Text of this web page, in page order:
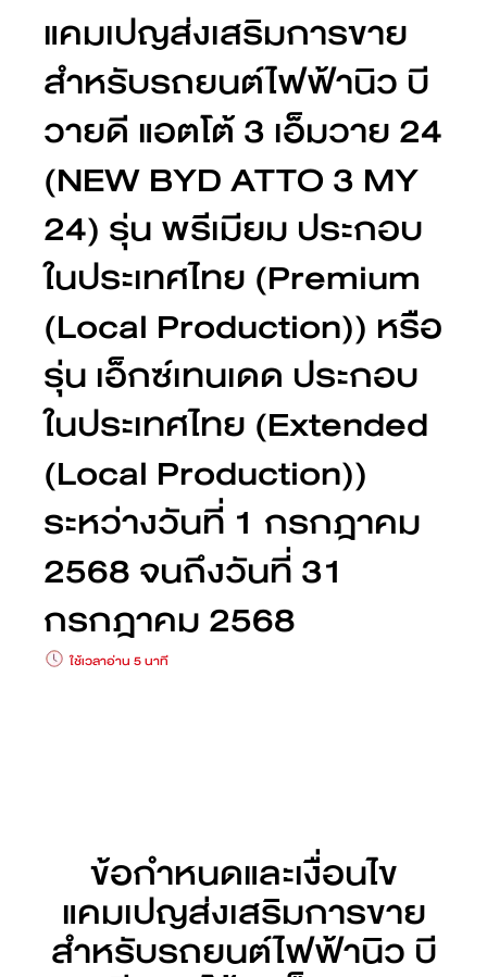
แคมเปญส่งเสริมการขาย
สำหรับรถยนต์ไฟฟ้านิว บี
วายดี แอตโต้ 3 เอ็มวาย 24
(NEW BYD ATTO 3 MY
24) รุ่น พรีเมียม ประกอบ
ในประเทศไทย (Premium
(Local Production)) หรือ
รุ่น เอ็กซ์เทนเดด ประกอบ
ในประเทศไทย (Extended
(Local Production))
ระหว่างวันที่ 1 กรกฎาคม
2568 จนถึงวันที่ 31
กรกฎาคม 2568
ใช้เวลาอ่าน 5 นาที
ข้อกำหนดและเงื่อนไข
แคมเปญส่งเสริมการขาย
สำหรับรถยนต์ไฟฟ้านิว บี